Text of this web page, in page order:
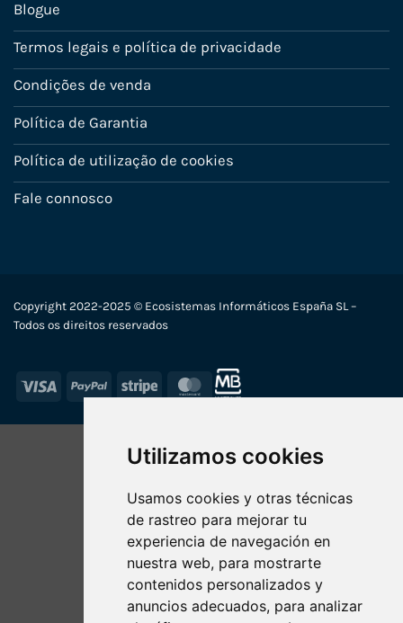
Utilizamos cookies
Usamos cookies y otras técnicas
de rastreo para mejorar tu
experiencia de navegación en
nuestra web, para mostrarte
contenidos personalizados y
anuncios adecuados, para analizar
Blogue
Termos legais e política de privacidade
Condições de venda
Política de Garantia
Política de utilização de cookies
Fale connosco
Copyright 2022-2025 © Ecosistemas Informáticos España SL –
Todos os direitos reservados
Visa PayPal Stripe MasterCard